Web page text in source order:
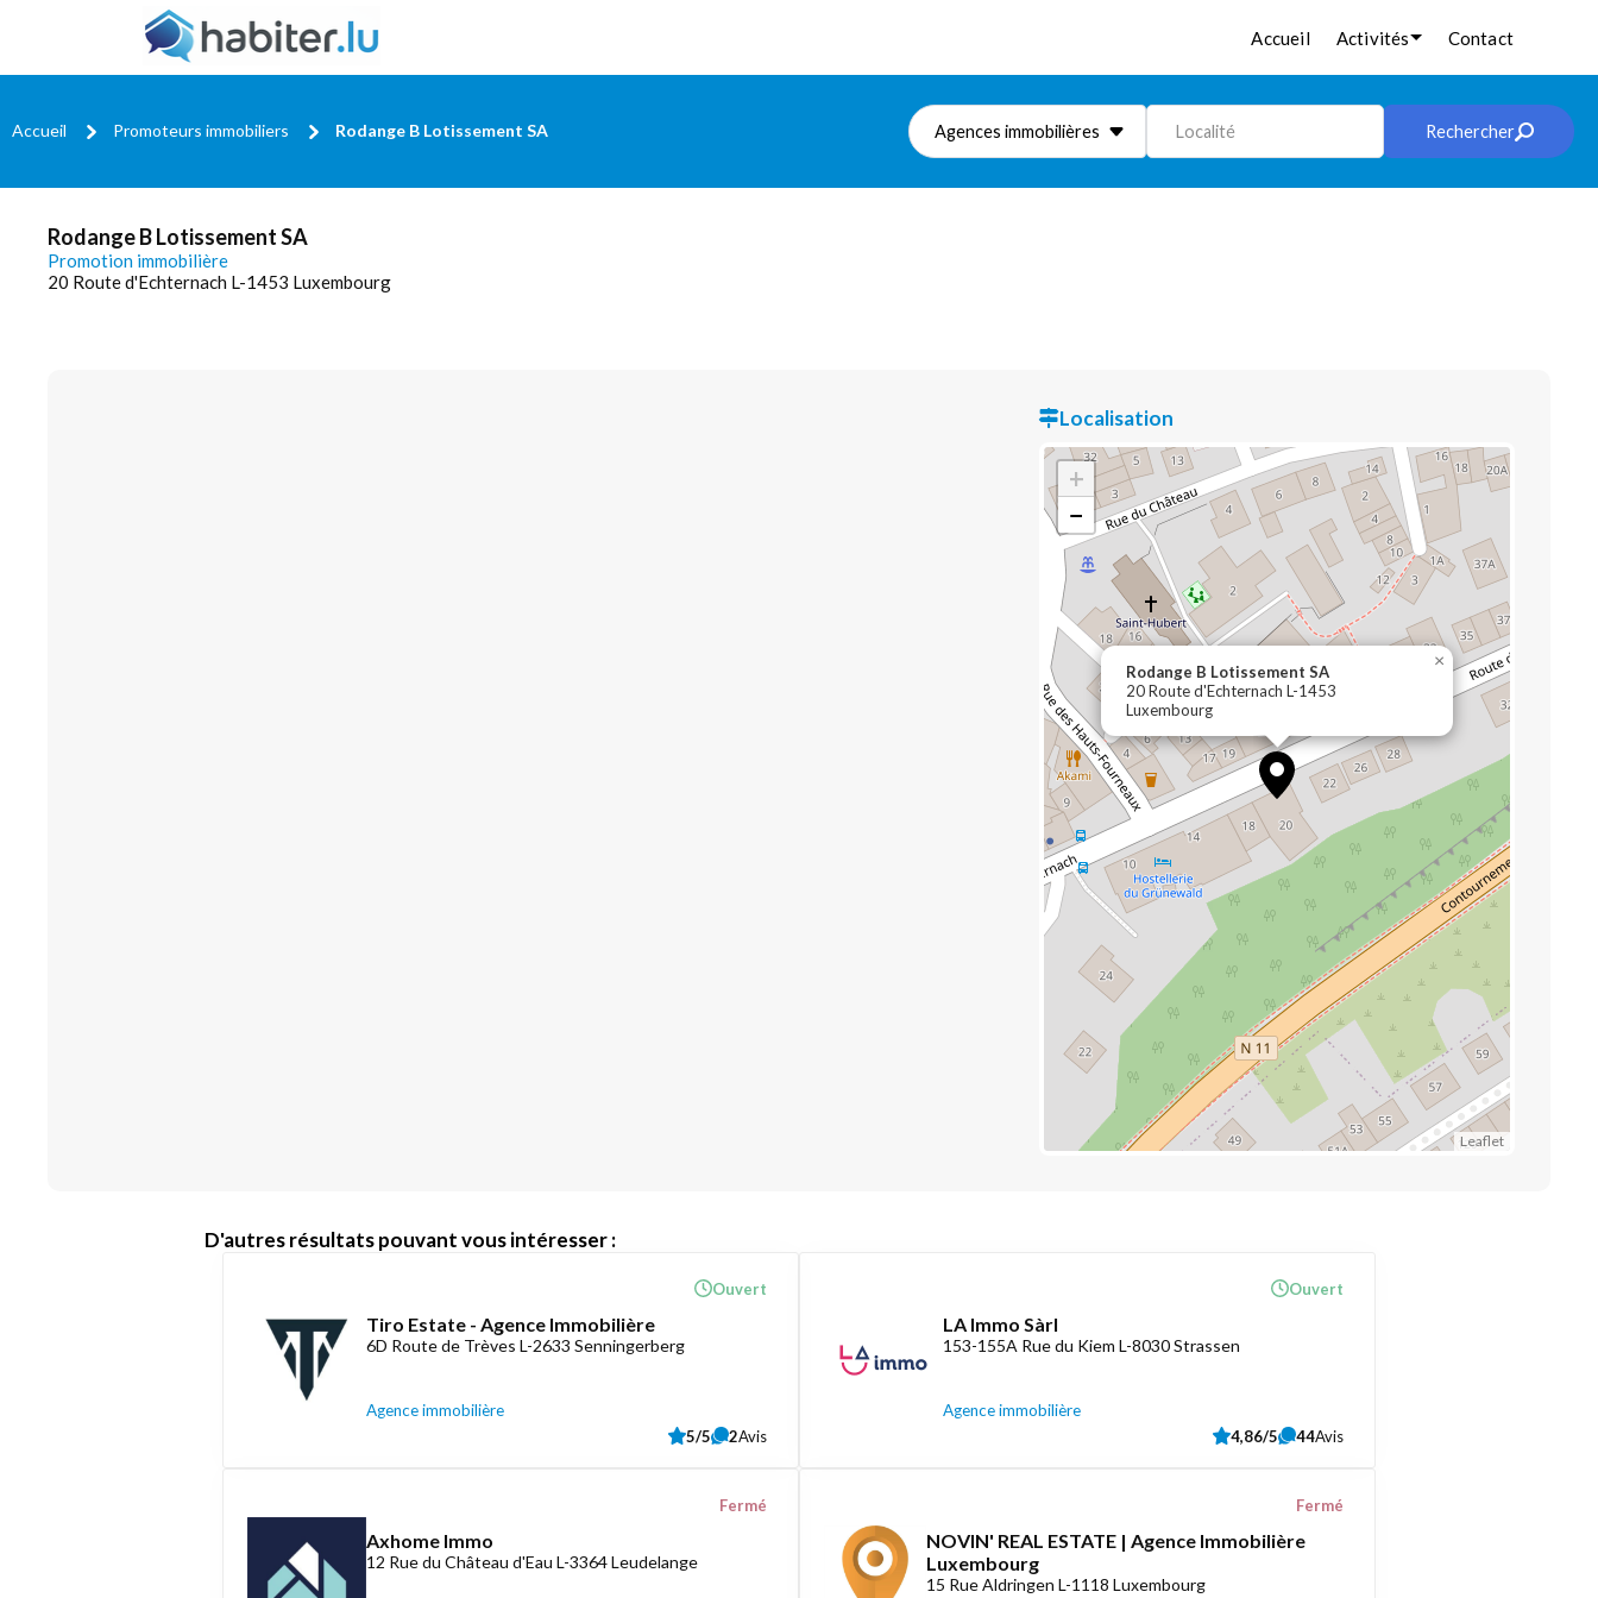
Accueil Activités Contact
Accueil Promoteurs immobiliers Rodange B Lotissement SA Agences immobilières Localité Rechercher
Rodange B Lotissement SA
Promotion immobilière
20 Route d'Echternach L-1453 Luxembourg
Localisation
Rodange B Lotissement SA
20 Route d'Echternach L-1453
Luxembourg
×
+
−
Leaflet
D'autres résultats pouvant vous intéresser :
Tiro Estate - Agence Immobilière
6D Route de Trèves L-2633 Senningerberg
Agence immobilière
Ouvert
5/5 2Avis
LA Immo Sàrl
153-155A Rue du Kiem L-8030 Strassen
Agence immobilière
Ouvert
4,86/5 44Avis
Axhome Immo
12 Rue du Château d'Eau L-3364 Leudelange
Fermé
NOVIN' REAL ESTATE | Agence Immobilière
Luxembourg
15 Rue Aldringen L-1118 Luxembourg
Fermé